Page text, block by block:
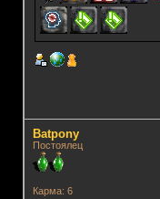
Batpony
Постоялец
Карма: 6